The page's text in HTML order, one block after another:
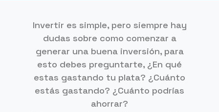
Invertir es simple, pero siempre hay
dudas sobre como comenzar a
generar una buena inversión, para
esto debes preguntarte, ¿En qué
estas gastando tu plata? ¿Cuánto
estás gastando? ¿Cuánto podrías
ahorrar?